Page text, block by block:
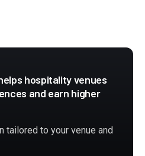
hospitality venues
and earn higher
tailored to your venue and